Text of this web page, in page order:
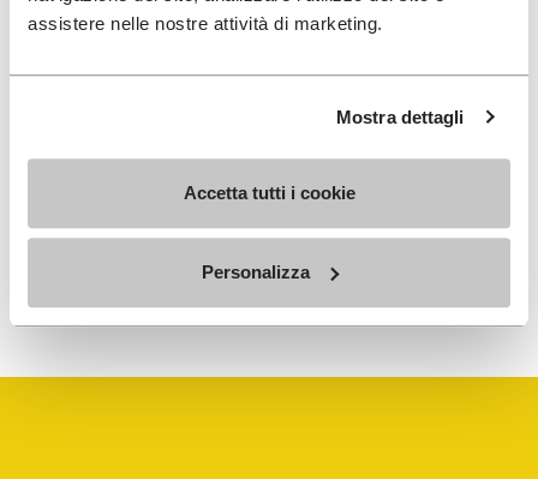
assistere nelle nostre attività di marketing.
Mostra dettagli
Accetta tutti i cookie
Personalizza
Datenschutzrichtlinievon Vibram
Datenschutzhinweis. Sie können sich jederzeit wieder abmelden.